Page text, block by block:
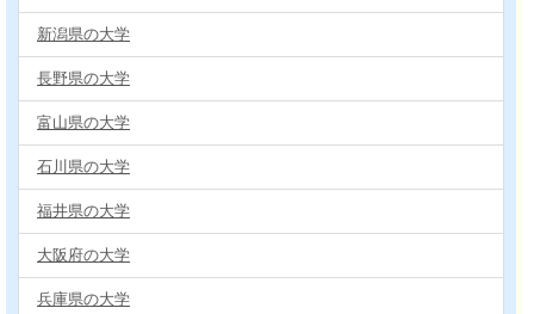
新潟県の大学
長野県の大学
富山県の大学
石川県の大学
福井県の大学
大阪府の大学
兵庫県の大学